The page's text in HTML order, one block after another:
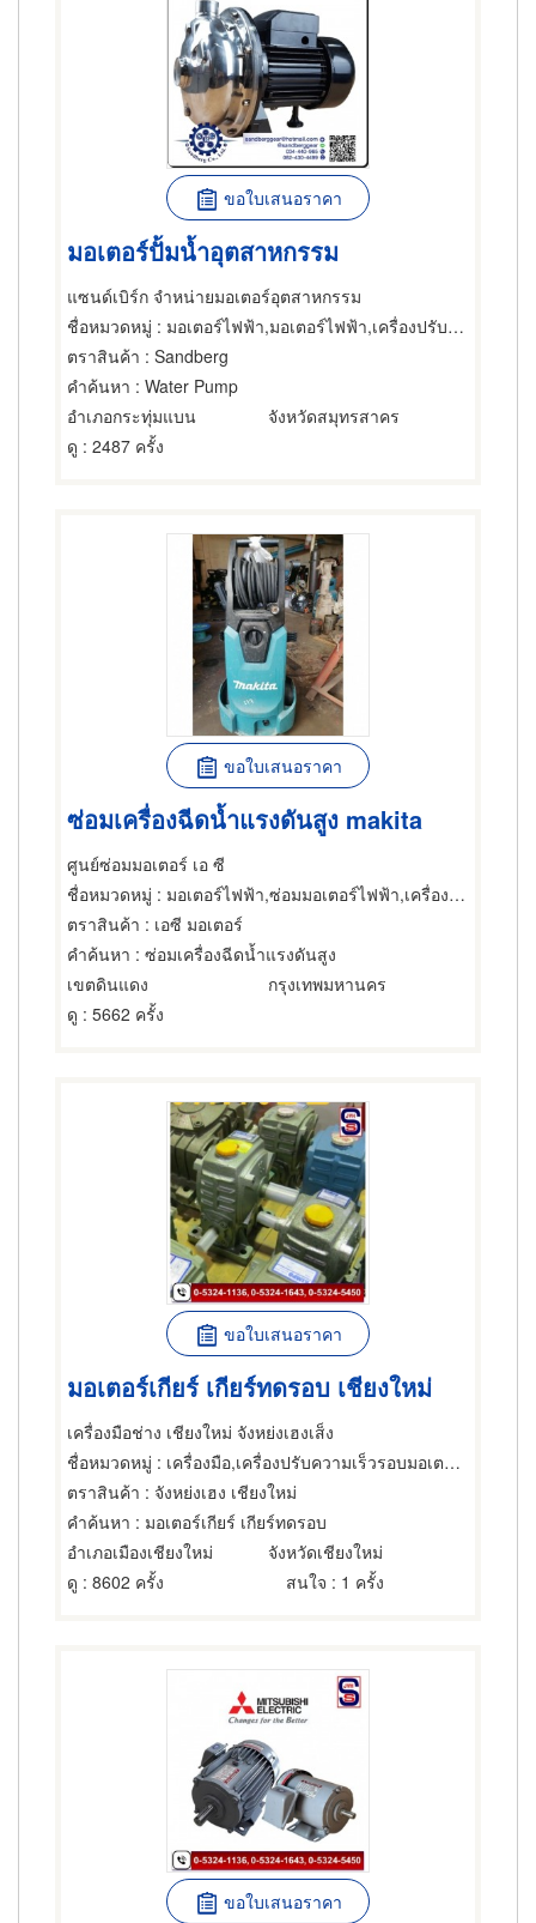
ขอใบเสนอราคา
มอเตอร์ปั้มน้ำอุตสาหกรรม
แซนด์เบิร์ก จำหน่ายมอเตอร์อุตสาหกรรม
ชื่อหมวดหมู่ : มอเตอร์ไฟฟ้า,มอเตอร์ไฟฟ้า,เครื่องปรับความเร็วรอบมอเตอร์ไฟฟ้า
ตราสินค้า : Sandberg
คำค้นหา : Water Pump
อำเภอกระทุ่มแบน
จังหวัดสมุทรสาคร
ดู : 2487 ครั้ง
ขอใบเสนอราคา
ซ่อมเครื่องฉีดน้ำแรงดันสูง makita
ศูนย์ซ่อมมอเตอร์ เอ ซี
ชื่อหมวดหมู่ : มอเตอร์ไฟฟ้า,ซ่อมมอเตอร์ไฟฟ้า,เครื่องปรับความเร็วรอบมอเตอร์ไฟฟ้า
ตราสินค้า : เอซี มอเตอร์
คำค้นหา : ซ่อมเครื่องฉีดน้ำแรงดันสูง
เขตดินแดง
กรุงเทพมหานคร
ดู : 5662 ครั้ง
ขอใบเสนอราคา
มอเตอร์เกียร์ เกียร์ทดรอบ เชียงใหม่
เครื่องมือช่าง เชียงใหม่ จังหย่งเฮงเส็ง
ชื่อหมวดหมู่ : เครื่องมือ,เครื่องปรับความเร็วรอบมอเตอร์ไฟฟ้า,มอเตอร์ไฟฟ้า
ตราสินค้า : จังหย่งเฮง เชียงใหม่
คำค้นหา : มอเตอร์เกียร์ เกียร์ทดรอบ
อำเภอเมืองเชียงใหม่
จังหวัดเชียงใหม่
ดู : 8602 ครั้ง สนใจ : 1 ครั้ง
ขอใบเสนอราคา